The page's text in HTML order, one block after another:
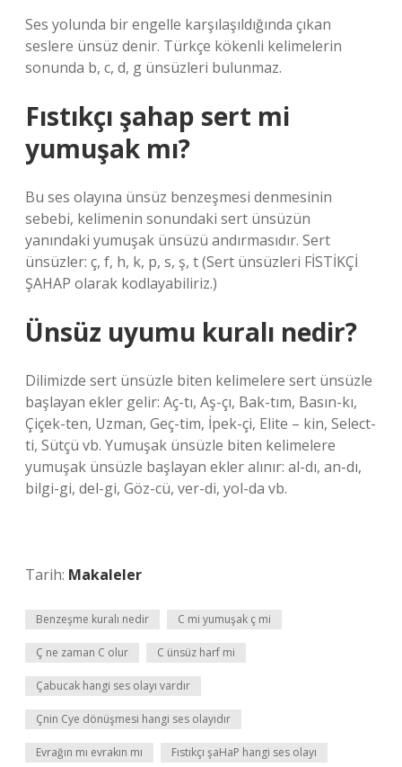
Ses yolunda bir engelle karşılaşıldığında çıkan
seslere ünsüz denir. Türkçe kökenli kelimelerin
sonunda b, c, d, g ünsüzleri bulunmaz.
Fıstıkçı şahap sert mi
yumuşak mı?
Bu ses olayına ünsüz benzeşmesi denmesinin
sebebi, kelimenin sonundaki sert ünsüzün
yanındaki yumuşak ünsüzü andırmasıdır. Sert
ünsüzler: ç, f, h, k, p, s, ş, t (Sert ünsüzleri FİSTİKÇİ
ŞAHAP olarak kodlayabiliriz.)
Ünsüz uyumu kuralı nedir?
Dilimizde sert ünsüzle biten kelimelere sert ünsüzle
başlayan ekler gelir: Aç-tı, Aş-çı, Bak-tım, Basın-kı,
Çiçek-ten, Uzman, Geç-tim, İpek-çi, Elite – kin, Select-
ti, Sütçü vb. Yumuşak ünsüzle biten kelimelere
yumuşak ünsüzle başlayan ekler alınır: al-dı, an-dı,
bilgi-gi, del-gi, Göz-cü, ver-di, yol-da vb.
Tarih: Makaleler
Benzeşme kuralı nedir C mi yumuşak ç mi
Ç ne zaman C olur C ünsüz harf mi
Çabucak hangi ses olayı vardır
Çnin Cye dönüşmesi hangi ses olayıdır
Evrağın mı evrakın mı Fıstıkçı şaHaP hangi ses olayı